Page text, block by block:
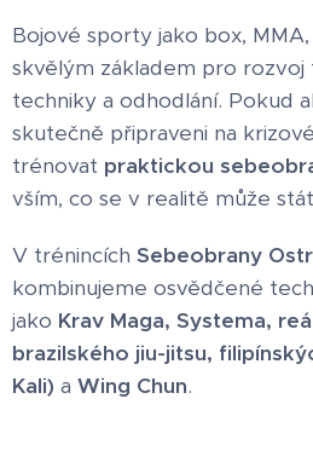
Bojové sporty jako box,
skvělým základem pro rozvoj
techniky a odhodlání. Pokud
skutečně připraveni na
trénovat praktickou
vším, co se v realitě může
V trénincích Sebeobrany
kombinujeme osvědčené
jako Krav Maga, Systema,
brazilského jiu-jitsu,
Kali) a Wing Chun.